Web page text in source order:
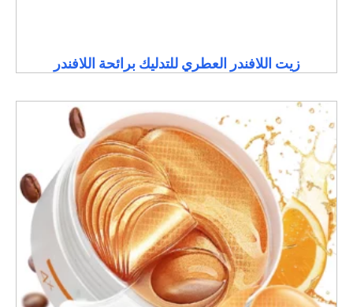
زيت اللافندر العطري للتدليك برائحة اللافندر